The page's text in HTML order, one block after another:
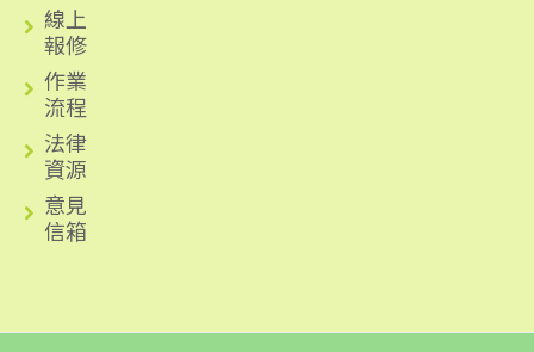
線上
報修
作業
流程
法律
資源
意見
信箱